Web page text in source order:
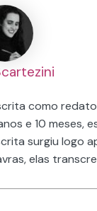
como
e 10 meses,
surgiu logo
elas